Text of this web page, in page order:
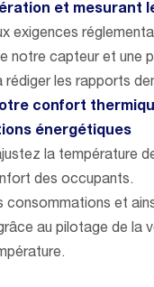
et mesurant
exigences
notre capteur et une
rédiger les rapports
confort
énergétiques
la température
des occupants.
consommations et
au pilotage de la